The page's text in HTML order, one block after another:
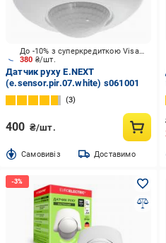
380 ₴/шт.
До -10% з суперкредиткою Visa Вигода
Датчик руху E.NEXT
(e.sensor.pir.07.white) s061001
3
400 ₴/шт.
Cамовивіз Доставимо